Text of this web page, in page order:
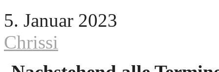
5. Januar 2023
Chrissi